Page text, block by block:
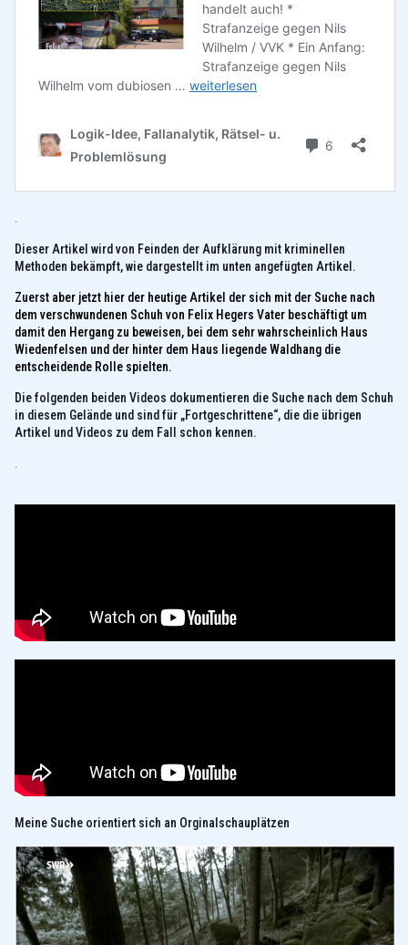
.
Dieser Artikel wird von Feinden der Aufklärung mit kriminellen
Methoden bekämpft, wie dargestellt im unten angefügten Artikel.
Zuerst aber jetzt hier der heutige Artikel der sich mit der Suche nach
dem verschwundenen Schuh von Felix Hegers Vater beschäftigt um
damit den Hergang zu beweisen, bei dem sehr wahrscheinlich Haus
Wiedenfelsen und der hinter dem Haus liegende Waldhang die
entscheidende Rolle spielten.
Die folgenden beiden Videos dokumentieren die Suche nach dem Schuh
in diesem Gelände und sind für „Fortgeschrittene“, die die übrigen
Artikel und Videos zu dem Fall schon kennen.
.
Meine Suche orientiert sich an Orginalschauplätzen